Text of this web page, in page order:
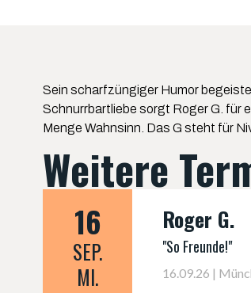
Sein scharfzüngiger Humor
Schnurrbartliebe sorgt Roger G. für
Menge Wahnsinn. Das G steht für
Weitere
16
SEP.
MI.
Roger G.
"So Freunde!"
16.09.26 |